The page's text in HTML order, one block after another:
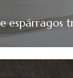
espárragos